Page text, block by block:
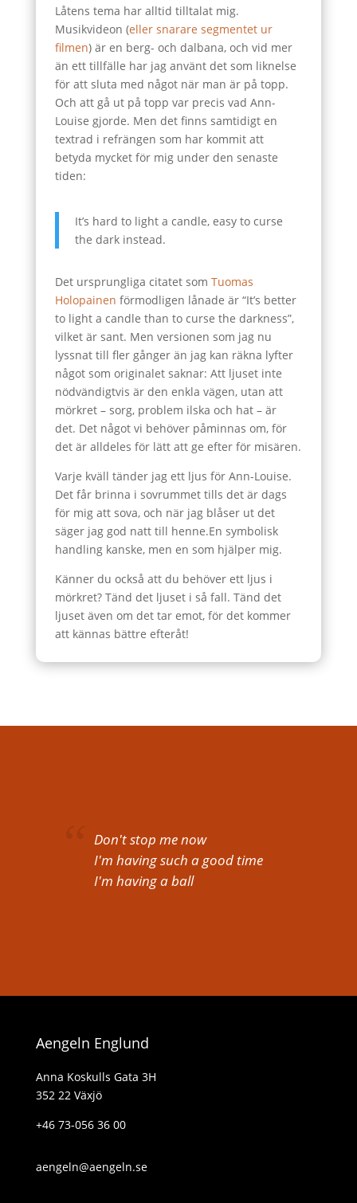
Låtens tema har alltid tilltalat mig.
Musikvideon (eller snarare segmentet ur
filmen) är en berg- och dalbana, och vid mer
än ett tillfälle har jag använt det som liknelse
för att sluta med något när man är på topp.
Och att gå ut på topp var precis vad Ann-
Louise gjorde. Men det finns samtidigt en
textrad i refrängen som har kommit att
betyda mycket för mig under den senaste
tiden:
It’s hard to light a candle, easy to curse
the dark instead.
Det ursprungliga citatet som Tuomas
Holopainen förmodligen lånade är “It’s better
to light a candle than to curse the darkness”,
vilket är sant. Men versionen som jag nu
lyssnat till fler gånger än jag kan räkna lyfter
något som originalet saknar: Att ljuset inte
nödvändigtvis är den enkla vägen, utan att
mörkret – sorg, problem ilska och hat – är
det. Det något vi behöver påminnas om, för
det är alldeles för lätt att ge efter för misären.
Varje kväll tänder jag ett ljus för Ann-Louise.
Det får brinna i sovrummet tills det är dags
för mig att sova, och när jag blåser ut det
säger jag god natt till henne.En symbolisk
handling kanske, men en som hjälper mig.
Känner du också att du behöver ett ljus i
mörkret? Tänd det ljuset i så fall. Tänd det
ljuset även om det tar emot, för det kommer
att kännas bättre efteråt!
Don't stop me now
I'm having such a good time
I'm having a ball
Aengeln Englund
Anna Koskulls Gata 3H
352 22 Växjö
+46 73-056 36 00
aengeln@aengeln.se